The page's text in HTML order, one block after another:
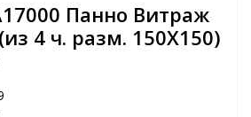
Панно Витраж
4 ч. разм. 150Х150)